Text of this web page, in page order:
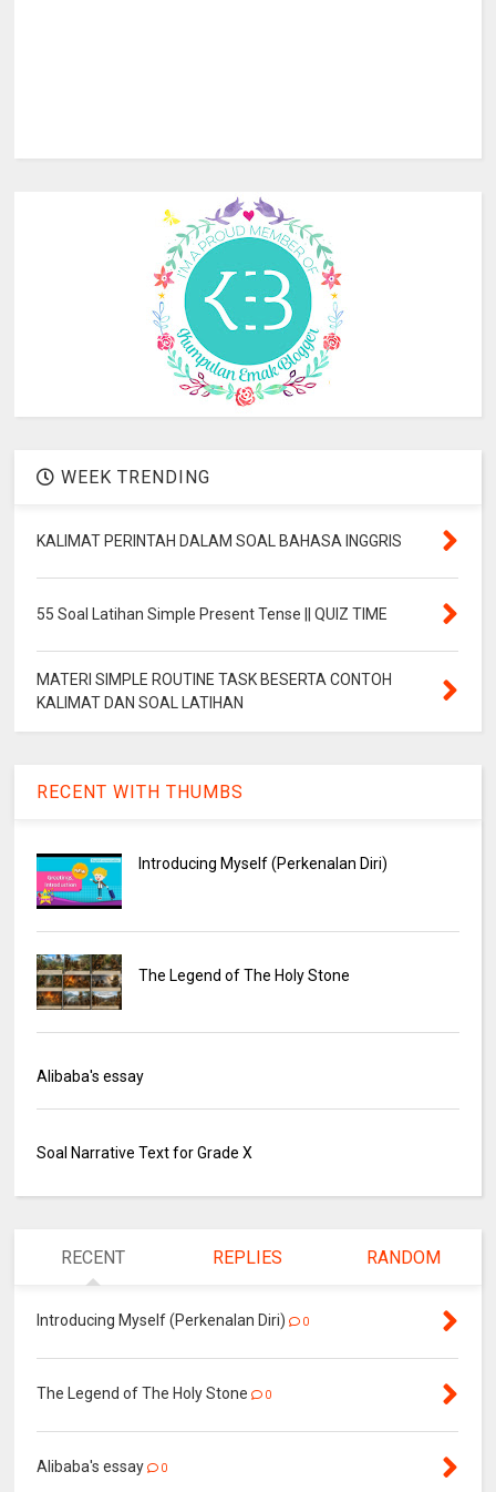
WEEK TRENDING
KALIMAT PERINTAH DALAM SOAL BAHASA INGGRIS
55 Soal Latihan Simple Present Tense || QUIZ TIME
MATERI SIMPLE ROUTINE TASK BESERTA CONTOH
KALIMAT DAN SOAL LATIHAN
RECENT WITH THUMBS
Introducing Myself (Perkenalan Diri)
The Legend of The Holy Stone
Alibaba's essay
Soal Narrative Text for Grade X
RECENT REPLIES RANDOM
Introducing Myself (Perkenalan Diri) 0
The Legend of The Holy Stone 0
Alibaba's essay 0